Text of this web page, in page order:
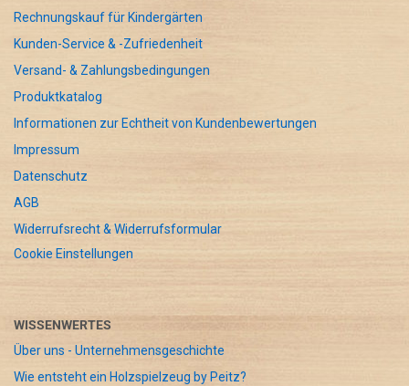
Rechnungskauf für Kindergärten
Kunden-Service & -Zufriedenheit
Versand- & Zahlungsbedingungen
Produktkatalog
Informationen zur Echtheit von Kundenbewertungen
Impressum
Datenschutz
AGB
Widerrufsrecht & Widerrufsformular
Cookie Einstellungen
WISSENWERTES
Über uns - Unternehmensgeschichte
Wie entsteht ein Holzspielzeug by Peitz?